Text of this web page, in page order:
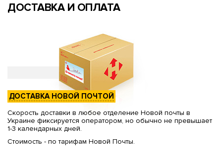
ДОСТАВКА И ОПЛАТА
ДОСТАВКА НОВОЙ ПОЧТОЙ
Скорость доставки в любое отделение Новой почты в
Украине фиксируется оператором, но обычно не превышает
1-3 календарных дней.
Стоимость - по тарифам Новой Почты.